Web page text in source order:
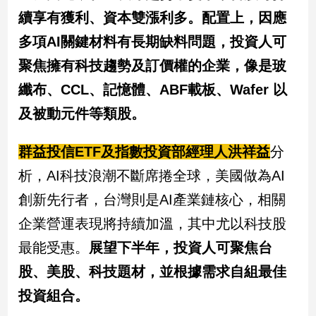
續享有獲利、資本雙漲利多。配置上，因應
多項AI關鍵材料有長期缺料問題，投資人可
聚焦擁有科技趨勢及訂價權的企業，像是玻
纖布、CCL、記憶體、ABF載板、Wafer 以
及被動元件等類股。
群益投信ETF及指數投資部經理人洪祥益分
析，AI科技浪潮不斷席捲全球，美國做為AI
創新先行者，台灣則是AI產業鏈核心，相關
企業營運表現將持續加溫，其中尤以科技股
最能受惠。 展望下半年，投資人可聚焦台
股、美股、科技題材，並根據需求自組最佳
投資組合。